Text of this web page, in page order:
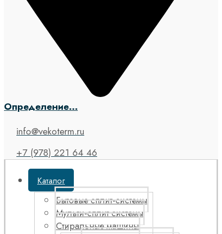
Определение...
info@vekoterm.ru
+7 (978) 221 64 46
Каталог
Бытовые сплит-системы
Мульти-сплит системы
Стиральные машины